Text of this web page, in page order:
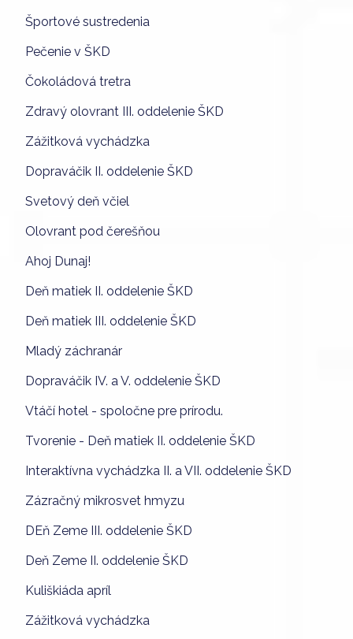
Športové sustredenia
Pečenie v ŠKD
Čokoládová tretra
Zdravý olovrant III. oddelenie ŠKD
Zážitková vychádzka
Dopraváčik II. oddelenie ŠKD
Svetový deň včiel
Olovrant pod čerešňou
Ahoj Dunaj!
Deň matiek II. oddelenie ŠKD
Deň matiek III. oddelenie ŠKD
Mladý záchranár
Dopraváčik IV. a V. oddelenie ŠKD
Vtáčí hotel - spoločne pre prírodu.
Tvorenie - Deň matiek II. oddelenie ŠKD
Interaktívna vychádzka II. a VII. oddelenie ŠKD
Zázračný mikrosvet hmyzu
DEň Zeme III. oddelenie ŠKD
Deň Zeme II. oddelenie ŠKD
Kuliškiáda apríl
Zážitková vychádzka